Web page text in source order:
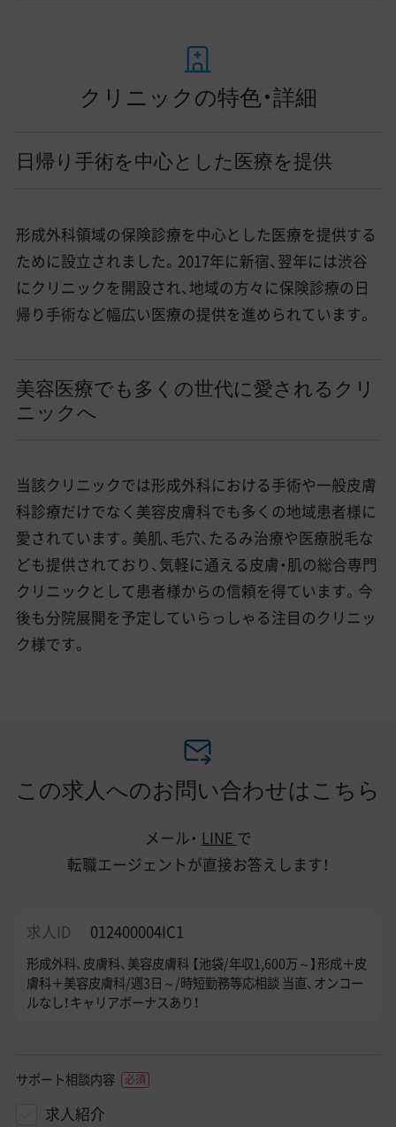
クリニックの特色・詳細
日帰り手術を中心とした医療を提供
形成外科領域の保険診療を中心とした医療を提供する
ために設立されました。2017年に新宿、翌年には渋谷
にクリニックを開設され、地域の方々に保険診療の日
帰り手術など幅広い医療の提供を進められています。
美容医療でも多くの世代に愛されるクリ
ニックへ
当該クリニックでは形成外科における手術や一般皮膚
科診療だけでなく美容皮膚科でも多くの地域患者様に
愛されています。美肌、毛穴、たるみ治療や医療脱毛な
ども提供されており、気軽に通える皮膚・肌の総合専門
クリニックとして患者様からの信頼を得ています。今
後も分院展開を予定していらっしゃる注目のクリニッ
ク様です。
この求人へのお問い合わせはこちら
メール・ LINE で
転職エージェントが直接お答えします！
求人ID 012400004IC1
形成外科、皮膚科、美容皮膚科 【池袋/年収1,600万～】形成＋皮
膚科＋美容皮膚科/週3日～/時短勤務等応相談 当直、オンコー
ルなし！キャリアボーナスあり！
サポート相談内容
求人紹介